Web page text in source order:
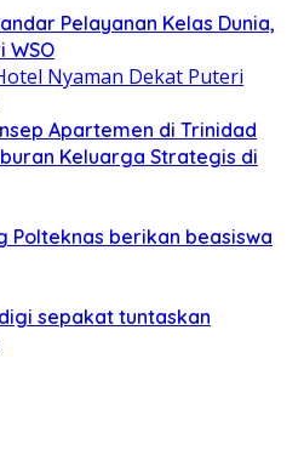
Pelayanan Kelas Dunia,
WSO
Apartemen di Trinidad
Keluarga Strategis di
Polteknas berikan beasiswa
sepakat tuntaskan